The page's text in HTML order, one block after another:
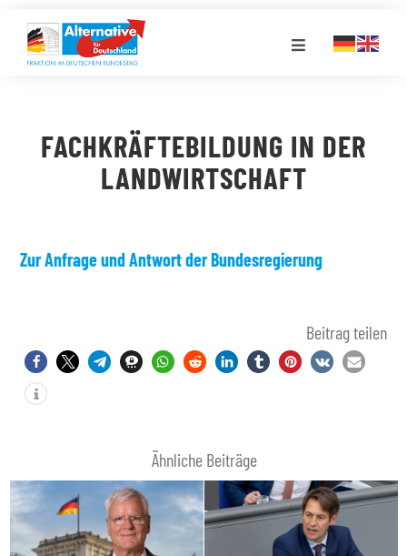
Inhalt
springen
Toggle
LANDESGRUPPEN
MEDIATHEK
FACHKRÄFTEBILDUNG IN DER
LANDWIRTSCHAFT
Zur Anfrage und Antwort der Bundesregierung
Beitrag teilen
Ähnliche Beiträge